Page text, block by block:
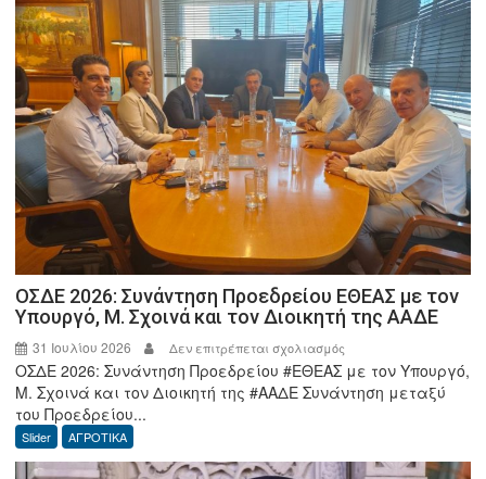
Μύλος
απ’
όλα
σε
προστατεύει.
ΟΣΔΕ 2026: Συνάντηση Προεδρείου ΕΘΕΑΣ με τον
Υπουργό, Μ. Σχοινά και τον Διοικητή της ΑΑΔΕ
31 Ιουλίου 2026 Δεν επιτρέπεται σχολιασμός
ΟΣΔΕ
2026:
ΕΘΕΑΣ
ΟΣΔΕ 2026: Συνάντηση Προεδρείου #ΕΘΕΑΣ με τον Υπουργό,
Μ. Σχοινά και τον Διοικητή της #ΑΑΔΕ Συνάντηση μεταξύ
του Προεδρείου...
Slider ΑΓΡΟΤΙΚΑ